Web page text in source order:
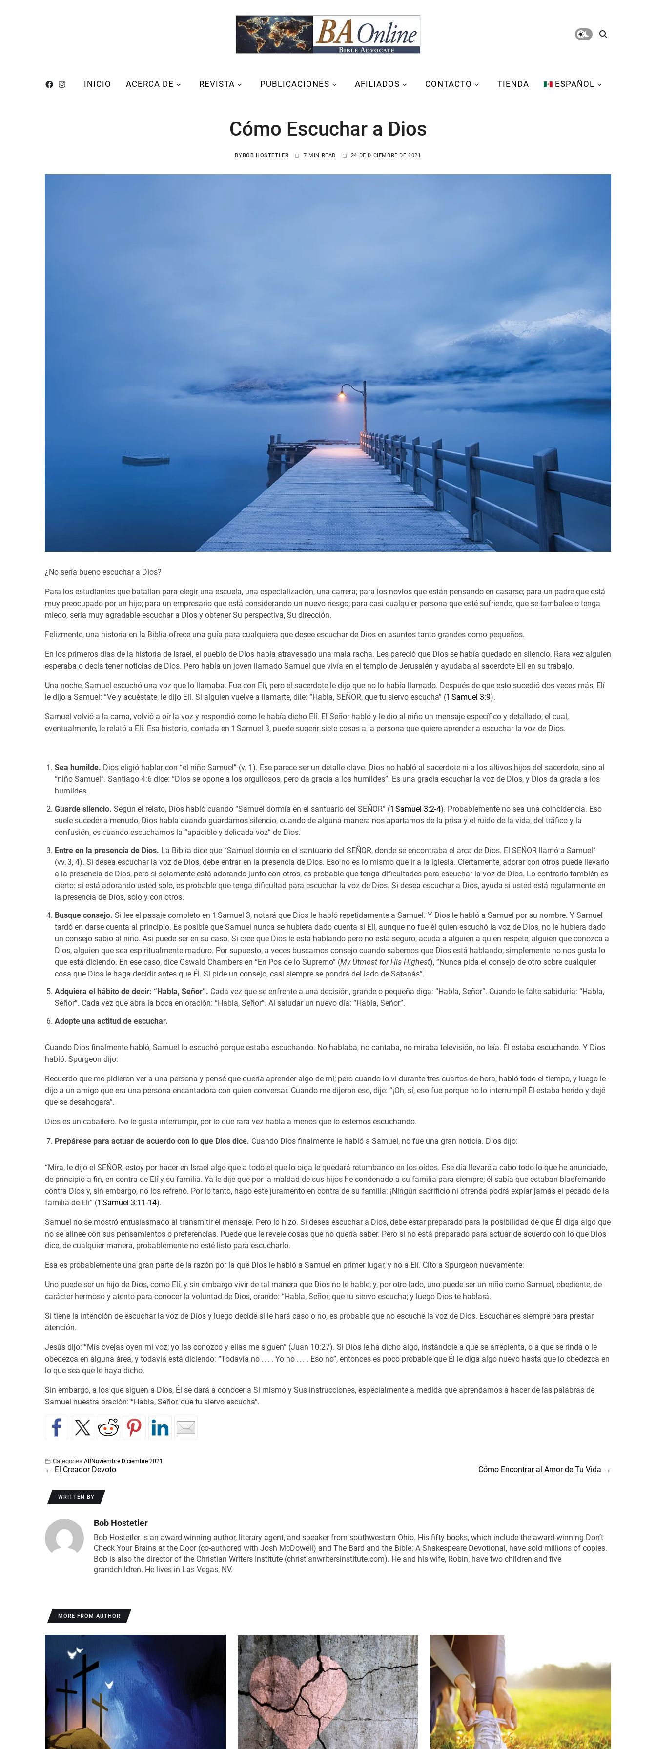
INICIO ACERCA DE REVISTA PUBLICACIONES AFILIADOS CONTACTO TIENDA ESPAÑOL
Cómo Escuchar a Dios
BYBOB HOSTETLER 7 MIN READ 24 DE DICIEMBRE DE 2021
¿No sería bueno escuchar a Dios?
Para los estudiantes que batallan para elegir una escuela, una especialización, una carrera; para los novios que están pensando en casarse; para un padre que está
muy preocupado por un hijo; para un empresario que está considerando un nuevo riesgo; para casi cualquier persona que esté sufriendo, que se tambalee o tenga
miedo, sería muy agradable escuchar a Dios y obtener Su perspectiva, Su dirección.
Felizmente, una historia en la Biblia ofrece una guía para cualquiera que desee escuchar de Dios en asuntos tanto grandes como pequeños.
En los primeros días de la historia de Israel, el pueblo de Dios había atravesado una mala racha. Les pareció que Dios se había quedado en silencio. Rara vez alguien
esperaba o decía tener noticias de Dios. Pero había un joven llamado Samuel que vivía en el templo de Jerusalén y ayudaba al sacerdote Elí en su trabajo.
Una noche, Samuel escuchó una voz que lo llamaba. Fue con Eli, pero el sacerdote le dijo que no lo había llamado. Después de que esto sucedió dos veces más, Elí
le dijo a Samuel: “Ve y acuéstate, le dijo Elí. Si alguien vuelve a llamarte, dile: “Habla, SEÑOR, que tu siervo escucha” (1 Samuel 3:9).
Samuel volvió a la cama, volvió a oír la voz y respondió como le había dicho Elí. El Señor habló y le dio al niño un mensaje específico y detallado, el cual,
eventualmente, le relató a Elí. Esa historia, contada en 1 Samuel 3, puede sugerir siete cosas a la persona que quiere aprender a escuchar la voz de Dios.
Sea humilde. Dios eligió hablar con “el niño Samuel” (v. 1). Ese parece ser un detalle clave. Dios no habló al sacerdote ni a los altivos hijos del sacerdote, sino al
“niño Samuel”. Santiago 4:6 dice: “Dios se opone a los orgullosos, pero da gracia a los humildes”. Es una gracia escuchar la voz de Dios, y Dios da gracia a los
humildes.
Guarde silencio. Según el relato, Dios habló cuando “Samuel dormía en el santuario del SEÑOR” (1 Samuel 3:2-4). Probablemente no sea una coincidencia. Eso
suele suceder a menudo, Dios habla cuando guardamos silencio, cuando de alguna manera nos apartamos de la prisa y el ruido de la vida, del tráfico y la
confusión, es cuando escuchamos la “apacible y delicada voz” de Dios.
Entre en la presencia de Dios. La Biblia dice que “Samuel dormía en el santuario del SEÑOR, donde se encontraba el arca de Dios. El SEÑOR llamó a Samuel”
(vv. 3, 4). Si desea escuchar la voz de Dios, debe entrar en la presencia de Dios. Eso no es lo mismo que ir a la iglesia. Ciertamente, adorar con otros puede llevarlo
a la presencia de Dios, pero si solamente está adorando junto con otros, es probable que tenga dificultades para escuchar la voz de Dios. Lo contrario también es
cierto: si está adorando usted solo, es probable que tenga dificultad para escuchar la voz de Dios. Si desea escuchar a Dios, ayuda si usted está regularmente en
la presencia de Dios, solo y con otros.
Busque consejo. Si lee el pasaje completo en 1 Samuel 3, notará que Dios le habló repetidamente a Samuel. Y Dios le habló a Samuel por su nombre. Y Samuel
tardó en darse cuenta al principio. Es posible que Samuel nunca se hubiera dado cuenta si Elí, aunque no fue él quien escuchó la voz de Dios, no le hubiera dado
un consejo sabio al niño. Así puede ser en su caso. Si cree que Dios le está hablando pero no está seguro, acuda a alguien a quien respete, alguien que conozca a
Dios, alguien que sea espiritualmente maduro. Por supuesto, a veces buscamos consejo cuando sabemos que Dios está hablando; simplemente no nos gusta lo
que está diciendo. En ese caso, dice Oswald Chambers en “En Pos de lo Supremo” (My Utmost for His Highest), “Nunca pida el consejo de otro sobre cualquier
cosa que Dios le haga decidir antes que Él. Si pide un consejo, casi siempre se pondrá del lado de Satanás”.
Adquiera el hábito de decir: “Habla, Señor”. Cada vez que se enfrente a una decisión, grande o pequeña diga: “Habla, Señor”. Cuando le falte sabiduría: “Habla,
Señor”. Cada vez que abra la boca en oración: “Habla, Señor”. Al saludar un nuevo día: “Habla, Señor”.
Adopte una actitud de escuchar.
Cuando Dios finalmente habló, Samuel lo escuchó porque estaba escuchando. No hablaba, no cantaba, no miraba televisión, no leía. Él estaba escuchando. Y Dios
habló. Spurgeon dijo:
Recuerdo que me pidieron ver a una persona y pensé que quería aprender algo de mí; pero cuando lo vi durante tres cuartos de hora, habló todo el tiempo, y luego le
dijo a un amigo que era una persona encantadora con quien conversar. Cuando me dijeron eso, dije: “¡Oh, sí, eso fue porque no lo interrumpí! Él estaba herido y dejé
que se desahogara”.
Dios es un caballero. No le gusta interrumpir, por lo que rara vez habla a menos que lo estemos escuchando.
Prepárese para actuar de acuerdo con lo que Dios dice. Cuando Dios finalmente le habló a Samuel, no fue una gran noticia. Dios dijo:
“Mira, le dijo el SEÑOR, estoy por hacer en Israel algo que a todo el que lo oiga le quedará retumbando en los oídos. Ese día llevaré a cabo todo lo que he anunciado,
de principio a fin, en contra de Elí y su familia. Ya le dije que por la maldad de sus hijos he condenado a su familia para siempre; él sabía que estaban blasfemando
contra Dios y, sin embargo, no los refrenó. Por lo tanto, hago este juramento en contra de su familia: ¡Ningún sacrificio ni ofrenda podrá expiar jamás el pecado de la
familia de Elí” (1 Samuel 3:11-14).
Samuel no se mostró entusiasmado al transmitir el mensaje. Pero lo hizo. Si desea escuchar a Dios, debe estar preparado para la posibilidad de que Él diga algo que
no se alinee con sus pensamientos o preferencias. Puede que le revele cosas que no quería saber. Pero si no está preparado para actuar de acuerdo con lo que Dios
dice, de cualquier manera, probablemente no esté listo para escucharlo.
Esa es probablemente una gran parte de la razón por la que Dios le habló a Samuel en primer lugar, y no a Elí. Cito a Spurgeon nuevamente:
Uno puede ser un hijo de Dios, como Elí, y sin embargo vivir de tal manera que Dios no le hable; y, por otro lado, uno puede ser un niño como Samuel, obediente, de
carácter hermoso y atento para conocer la voluntad de Dios, orando: “Habla, Señor; que tu siervo escucha; y luego Dios te hablará.
Si tiene la intención de escuchar la voz de Dios y luego decide si le hará caso o no, es probable que no escuche la voz de Dios. Escuchar es siempre para prestar
atención.
Jesús dijo: “Mis ovejas oyen mi voz; yo las conozco y ellas me siguen” (Juan 10:27). Si Dios le ha dicho algo, instándole a que se arrepienta, o a que se rinda o le
obedezca en alguna área, y todavía está diciendo: “Todavía no . . . . Yo no . . . . Eso no”, entonces es poco probable que Él le diga algo nuevo hasta que lo obedezca en
lo que sea que le haya dicho.
Sin embargo, a los que siguen a Dios, Él se dará a conocer a Sí mismo y Sus instrucciones, especialmente a medida que aprendamos a hacer de las palabras de
Samuel nuestra oración: “Habla, Señor, que tu siervo escucha”.
Categories:ABNoviembre Diciembre 2021
← El Creador Devoto Cómo Encontrar al Amor de Tu Vida →
WRITTEN BY
Bob Hostetler
Bob Hostetler is an award-winning author, literary agent, and speaker from southwestern Ohio. His fifty books, which include the award-winning Don’t
Check Your Brains at the Door (co-authored with Josh McDowell) and The Bard and the Bible: A Shakespeare Devotional, have sold millions of copies.
Bob is also the director of the Christian Writers Institute (christianwritersinstitute.com). He and his wife, Robin, have two children and five
grandchildren. He lives in Las Vegas, NV.
MORE FROM AUTHOR